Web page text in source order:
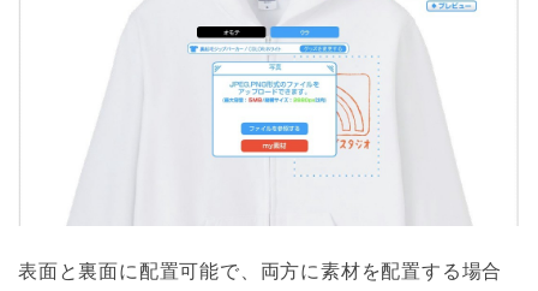
表面と裏面に配置可能で、両方に素材を配置する場合